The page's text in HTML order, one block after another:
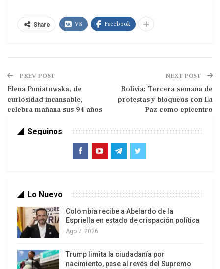
Inmigración y Extranjería, que ya lo presentaba
como ciudadano de nacionalidad colombiana
colombiano, cumplió funciones en Venezuela y
son asuntos entre Estados Unidos de
Norteamérica y Alex Saab», remarcó la
mediante una medida administrativa de
deportación, plenamente justificada en los
intereses nacionales”, destacó Delcy Rodríguez
Share VK Facebook
PREV POST
Elena Poniatowska, de
curiosidad incansable,
celebra mañana sus 94 años
NEXT POST
Bolivia: Tercera semana de
protestas y bloqueos con La
Paz como epicentro
Seguinos
Lo Nuevo
Colombia recibe a Abelardo de la
Espriella en estado de crispación política
Ago 7, 2026
Trump limita la ciudadanía por
nacimiento, pese al revés del Supremo